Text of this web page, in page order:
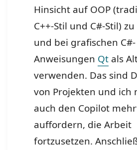
Hinsicht auf OOP
C++-Stil und C#-Stil)
und bei grafischen C#-
Anweisungen Qt als
verwenden. Das sind
von Projekten und ich
auch den Copilot
auffordern, die Arbeit
fortzusetzen.